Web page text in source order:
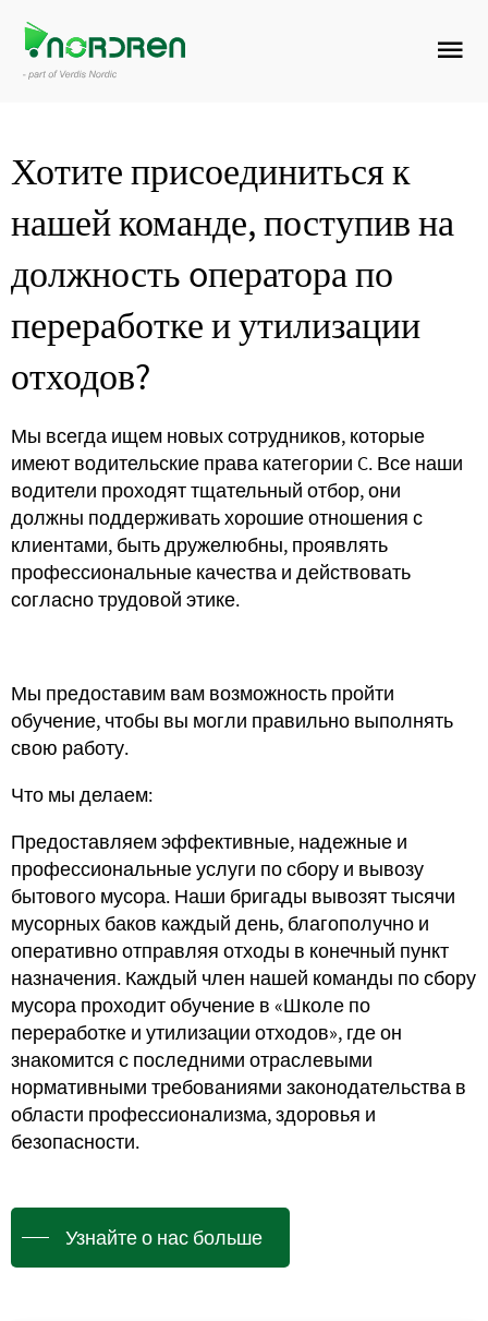
Хотите присоединиться к
нашей команде, поступив на
должность oператора по
переработке и утилизации
отходов?
Мы всегда ищем новых сотрудников, которые
имеют водительские права категории C. Все наши
водители проходят тщательный отбор, они
должны поддерживать хорошие отношения с
клиентами, быть дружелюбны, проявлять
профессиональные качества и действовать
согласно трудовой этике.
Мы предоставим вам возможность пройти
обучение, чтобы вы могли правильно выполнять
свою работу.
Что мы делаем:
Предоставляем эффективные, надежные и
профессиональные услуги по сбору и вывозу
бытового мусора. Наши бригады вывозят тысячи
мусорных баков каждый день, благополучно и
оперативно отправляя отходы в конечный пункт
назначения. Каждый член нашей команды по сбору
мусора проходит обучение в «Школе по
переработке и утилизации отходов», где он
знакомится с последними отраслевыми
нормативными требованиями законодательства в
области профессионализма, здоровья и
безопасности.
Узнайте о нас больше